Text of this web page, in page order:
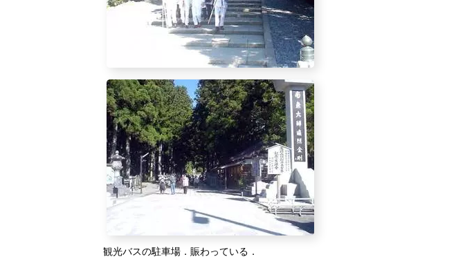
観光バスの駐車場．賑わっている．